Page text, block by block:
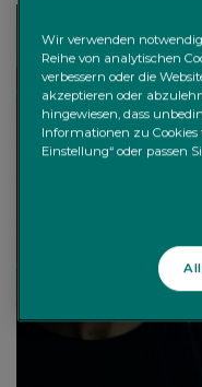
Wir verwenden
Reihe von analytischen
verbessern oder die
akzeptieren oder
hingewiesen, dass
Informationen zu Cookies
Einstellung“ oder passen